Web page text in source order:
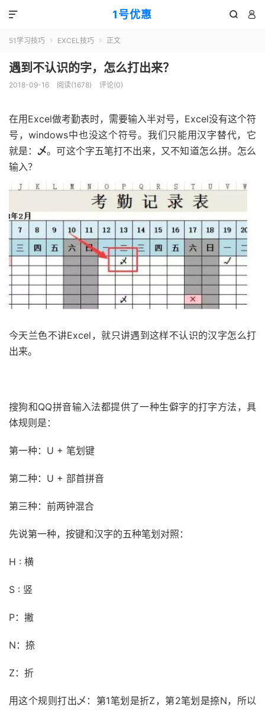
1号优惠  

51学习技巧  EXCEL技巧  正文
遇到不认识的字，怎么打出来？
2018-09-16 阅读(1678) 评论(0)
在用Excel做考勤表时，需要输入半对号，Excel没有这个符
号，windows中也没这个符号。我们只能用汉字替代，它
就是：乄。可这个字五笔打不出来，又不知道怎么拼。怎么
输入？
今天兰色不讲Excel，就只讲遇到这样不认识的汉字怎么打
出来。
搜狗和QQ拼音输入法都提供了一种生僻字的打字方法，具
体规则是：
第一种：U + 笔划键
第二种：U + 部首拼音
第三种：前两钟混合
先说第一种，按键和汉字的五种笔划对照：
H : 横
S : 竖
P：撇
N：捺
Z：折
用这个规则打出乄：第1笔划是折Z，第2笔划是捺N，所以